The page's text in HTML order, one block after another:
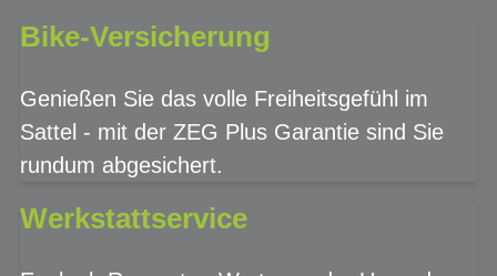
Bike-Versicherung
Genießen Sie das volle Freiheitsgefühl im
Sattel - mit der ZEG Plus Garantie sind Sie
rundum abgesichert.
Werkstattservice